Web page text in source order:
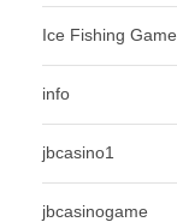
Ice Fishing Game
info
jbcasino1
jbcasinogame